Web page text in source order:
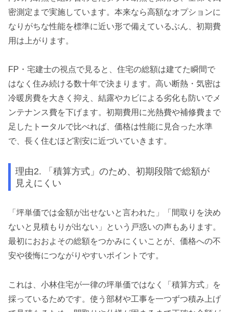
密測定まで実施しています。本来なら高額なオプションに
なりがちな性能を標準に近い形で備えているぶん、初期費
用は上がります。
FP・宅建士の視点で見ると、住宅の総額は建てた瞬間で
はなく住み続ける数十年で決まります。高い断熱・気密は
冷暖房費を大きく抑え、結露やカビによる劣化も防いでメ
ンテナンス費を下げます。初期費用に光熱費や補修費まで
足したトータルで比べれば、価格は性能に見合った水準
で、長く住むほど割安に近づいていきます。
理由2. 「積算方式」のため、初期段階で総額が
見えにくい
「坪単価では金額が出せないと言われた」「間取りを決め
ないと見積もりが出ない」という戸惑いの声もあります。
最初におおよその総額をつかみにくいことが、価格への不
安や後悔につながりやすいポイントです。
これは、小林住宅が一律の坪単価ではなく「積算方式」を
採っているためです。使う部材や工事を一つずつ積み上げ